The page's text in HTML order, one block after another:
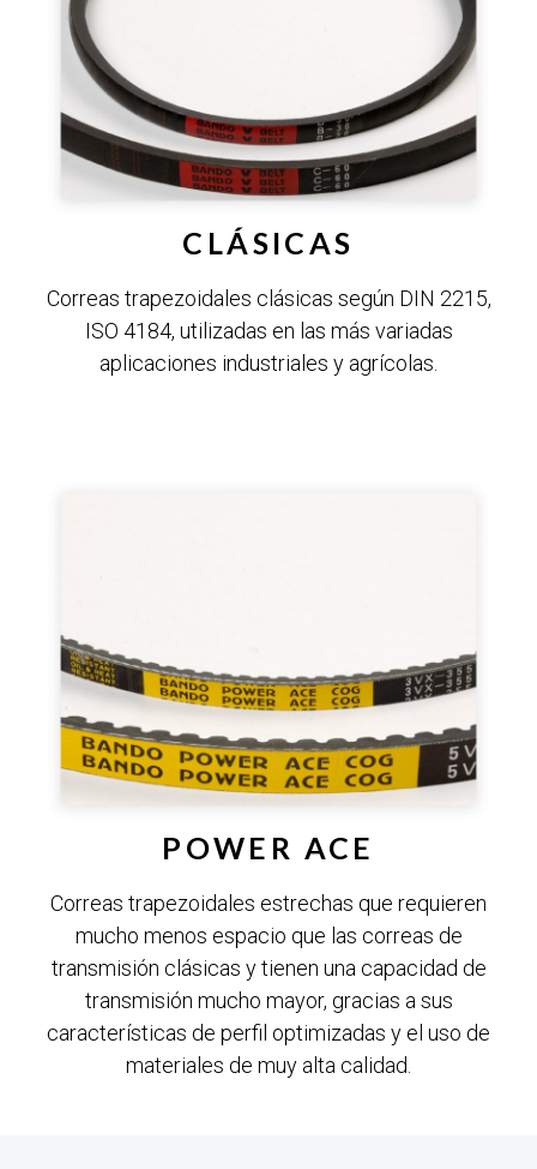
CLÁSICAS
Correas trapezoidales clásicas según DIN 2215,
ISO 4184, utilizadas en las más variadas
aplicaciones industriales y agrícolas.
POWER ACE
Correas trapezoidales estrechas que requieren
mucho menos espacio que las correas de
transmisión clásicas y tienen una capacidad de
transmisión mucho mayor, gracias a sus
características de perfil optimizadas y el uso de
materiales de muy alta calidad.